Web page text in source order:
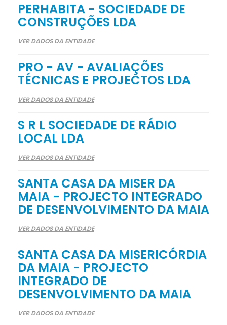
PERHABITA - SOCIEDADE DE
CONSTRUÇÕES LDA
VER DADOS DA ENTIDADE
PRO - AV - AVALIAÇÕES
TÉCNICAS E PROJECTOS LDA
VER DADOS DA ENTIDADE
S R L SOCIEDADE DE RÁDIO
LOCAL LDA
VER DADOS DA ENTIDADE
SANTA CASA DA MISER DA
MAIA - PROJECTO INTEGRADO
DE DESENVOLVIMENTO DA MAIA
VER DADOS DA ENTIDADE
SANTA CASA DA MISERICÓRDIA
DA MAIA - PROJECTO
INTEGRADO DE
DESENVOLVIMENTO DA MAIA
VER DADOS DA ENTIDADE